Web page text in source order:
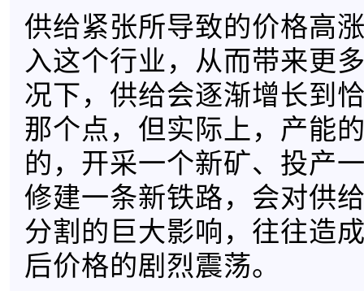
供给紧张所导致的价格高
入这个行业，从而带来更
况下，供给会逐渐增长到
那个点，但实际上，产能
的，开采一个新矿、投产
修建一条新铁路，会对供
分割的巨大影响，往往造
后价格的剧烈震荡。